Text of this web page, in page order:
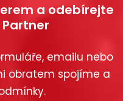
a odebírejte
emailu nebo
obratem spojíme a